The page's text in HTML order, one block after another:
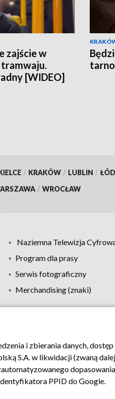
zajście w
[WIDEO]
/ KRAKÓW / LUBLIN /
/ WROCŁAW
Naziemna Telewizja
Program dla prasy
Serwis fotograficzny
Merchandising (znaki)
Biuro reklamy Kontakt
i zbierania danych,
S.A. w likwidacji (zwaną
PPID do Google.